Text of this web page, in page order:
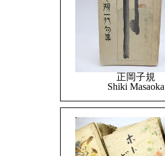
正岡子規
Shiki Masaoka